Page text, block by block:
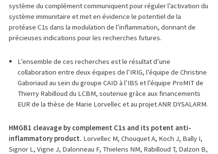
système du complément communiquent pour réguler l’activation du
système immunitaire et met en évidence le potentiel de la
protéase C1s dans la modulation de l’inflammation, donnant de
précieuses indications pour les recherches futures.
L’ensemble de ces recherches est le résultat d’une
collaboration entre deux équipes de l’IRIG, l’équipe de Christine
Gaboriaud au sein du groupe CAID à l’IBS et l’équipe ProMIT de
Thierry Rabilloud du LCBM, soutenue grâce aux financements
EUR de la thèse de Marie Lorvellec et au projet ANR DYSALARM.
HMGB1 cleavage by complement C1s and its potent anti-
inflammatory product. Lorvellec M, Chouquet A, Koch J, Bally I,
Signor L, Vigne J, Dalonneau F, Thielens NM, Rabilloud T, Dalzon B,